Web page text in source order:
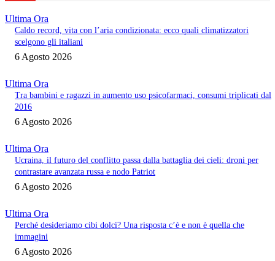
Ultima Ora
Caldo record, vita con l’aria condizionata: ecco quali climatizzatori
scelgono gli italiani
6 Agosto 2026
Ultima Ora
Tra bambini e ragazzi in aumento uso psicofarmaci, consumi triplicati dal
2016
6 Agosto 2026
Ultima Ora
Ucraina, il futuro del conflitto passa dalla battaglia dei cieli: droni per
contrastare avanzata russa e nodo Patriot
6 Agosto 2026
Ultima Ora
Perché desideriamo cibi dolci? Una risposta c’è e non è quella che
immagini
6 Agosto 2026